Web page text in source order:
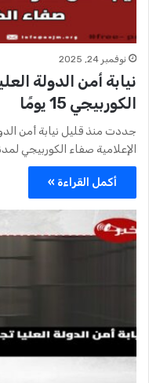
نوفمبر 24, 2025
نيابة أمن الدولة
الكوربيجي 15 يومًا
جددت منذ قليل نيابة أمن
الإعلامية صفاء الكوربيجي لمدة 15 يومًا على ذمة
أكمل القراءة »